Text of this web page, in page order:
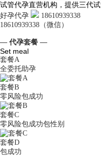
试管代孕直营机构，提供三代
好孕代孕
18610939338
18610939338（微信）
— 代孕套餐 —
Set meal
套餐A
全委托助孕
套餐B
零风险包成功
套餐C
零风险包成功包性别
套餐D
包成功